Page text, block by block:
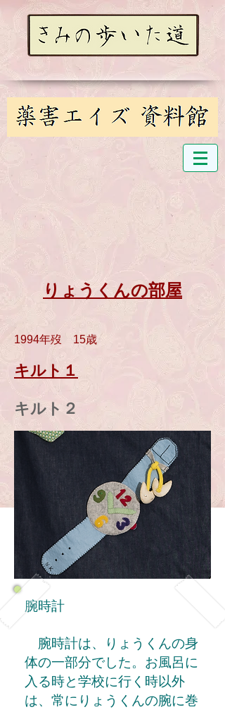
りょうくんの部屋
1994年歿 15歳
キルト１
キルト２
腕時計
腕時計は、りょうくんの身
体の一部分でした。お風呂に
入る時と学校に行く時以外
は、常にりょうくんの腕に巻